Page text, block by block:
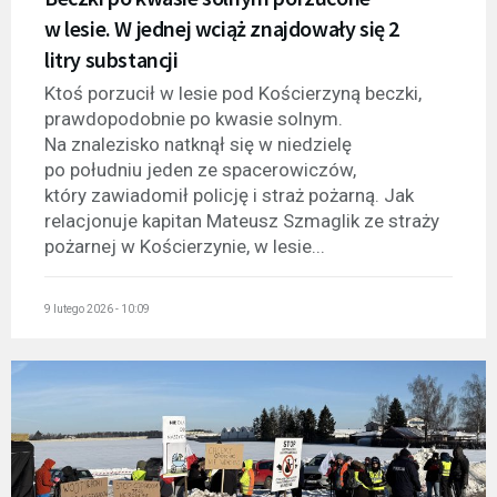
w lesie. W jednej wciąż znajdowały się 2
litry substancji
Ktoś porzucił w lesie pod Kościerzyną beczki,
prawdopodobnie po kwasie solnym.
Na znalezisko natknął się w niedzielę
po południu jeden ze spacerowiczów,
który zawiadomił policję i straż pożarną. Jak
relacjonuje kapitan Mateusz Szmaglik ze straży
pożarnej w Kościerzynie, w lesie...
9 lutego 2026 - 10:09